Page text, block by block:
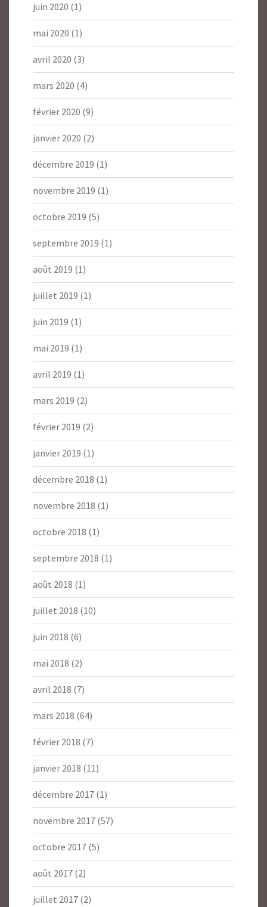
juin 2020 (1)
mai 2020 (1)
avril 2020 (3)
mars 2020 (4)
février 2020 (9)
janvier 2020 (2)
décembre 2019 (1)
novembre 2019 (1)
octobre 2019 (5)
septembre 2019 (1)
août 2019 (1)
juillet 2019 (1)
juin 2019 (1)
mai 2019 (1)
avril 2019 (1)
mars 2019 (2)
février 2019 (2)
janvier 2019 (1)
décembre 2018 (1)
novembre 2018 (1)
octobre 2018 (1)
septembre 2018 (1)
août 2018 (1)
juillet 2018 (10)
juin 2018 (6)
mai 2018 (2)
avril 2018 (7)
mars 2018 (64)
février 2018 (7)
janvier 2018 (11)
décembre 2017 (1)
novembre 2017 (57)
octobre 2017 (5)
août 2017 (2)
juillet 2017 (2)